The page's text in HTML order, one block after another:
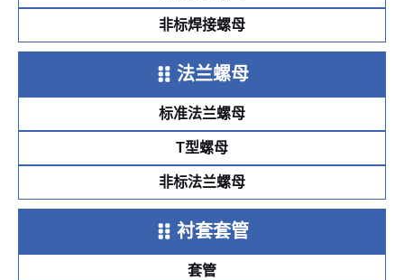
非标焊接螺母
法兰螺母
标准法兰螺母
T型螺母
非标法兰螺母
衬套套管
套管